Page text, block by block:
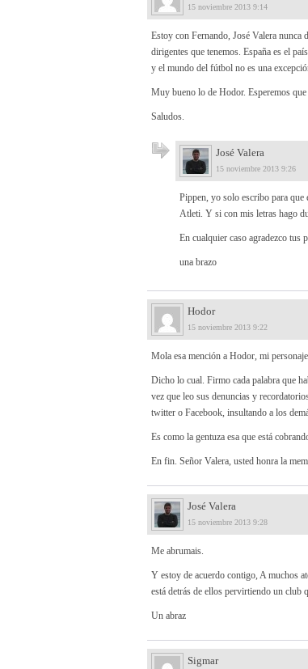
15 noviembre 2013 9:14
Estoy con Fernando, José Valera nunca
dirigentes que tenemos. España es el
y el mundo del fútbol no es una
Muy bueno lo de Hodor. Esperemos
Saludos.
José Valera
15 noviembre 2013 9:26
Pippen, yo solo escribo para
Atleti. Y si con mis letras hago
En cualquier caso agradezco tus
una brazo
Hodor
15 noviembre 2013 9:22
Mola esa mención a Hodor, mi
Dicho lo cual. Firmo cada palabra que
vez que leo sus denuncias y
twitter o Facebook, insultando a los
Es como la gentuza esa que está
En fin. Señor Valera, usted honra la
José Valera
15 noviembre 2013 9:28
Me abrumais.
Y estoy de acuerdo contigo, A muchos
está detrás de ellos pervirtiendo un club
Un abraz
Sigmar